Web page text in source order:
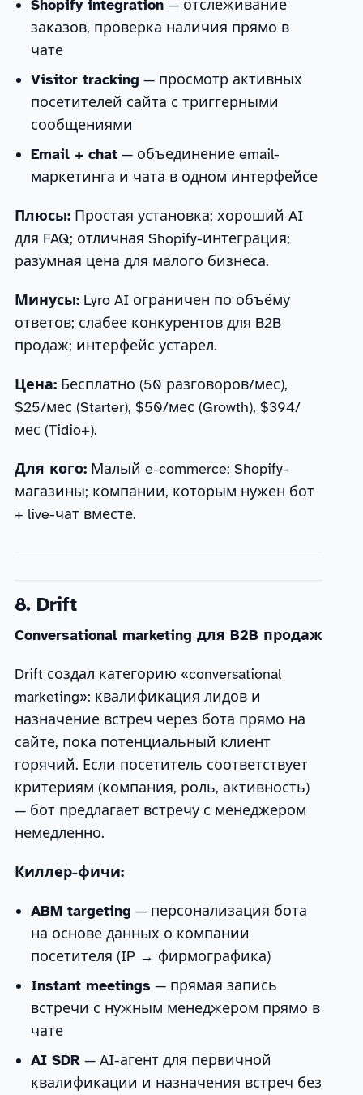
Shopify integration— отслеживание
заказов, проверка наличия прямо в
чате
Visitor tracking — просмотр активных
посетителей сайта с триггерными
сообщениями
Email + chat— объединение email-
маркетинга и чата в одном интерфейсе
Плюсы:Простая установка; хороший AI
для FAQ; отличная Shopify-интеграция;
разумная цена для малого бизнеса.
Минусы:Lyro AI ограничен по объёму
ответов; слабее конкурентов для B2B
продаж; интерфейс устарел.
Цена:Бесплатно (50 разговоров/мес),
$25/мес (Starter), $50/мес (Growth), $394/
мес (Tidio+).
Для кого:Малый e-commerce; Shopify-
магазины; компании, которым нужен бот
+ live-чат вместе.
8. Drift
Conversational marketing для B2B продаж
Drift создал категорию «conversational
marketing»: квалификация лидов и
назначение встреч через бота прямо на
сайте, пока потенциальный клиент
горячий. Если посетитель соответствует
критериям (компания, роль, активность)
— бот предлагает встречу с менеджером
немедленно.
Киллер-фичи:
ABM targeting — персонализация бота
на основе данных о компании
посетителя (IP → фирмографика)
Instant meetings — прямая запись
встречи с нужным менеджером прямо в
чате
AI SDR— AI-агент для первичной
квалификации и назначения встреч без